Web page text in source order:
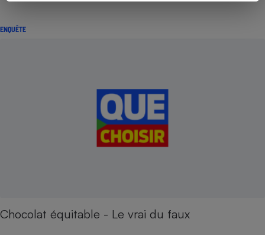
ENQUÊTE
Chocolat équitable - Le vrai du faux